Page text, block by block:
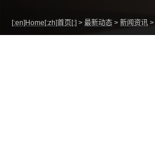
[:en]Home[:zh]首页[:] > 最新动态 > 新闻资讯 >